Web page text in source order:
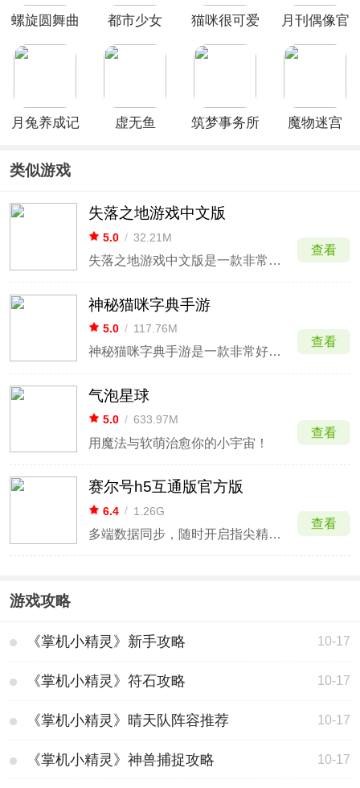
螺旋圆舞曲
都市少女
猫咪很可爱
中文版
月刊偶像官
月兔养成记
虚无鱼
筑梦事务所
魔物迷宫
类似游戏
失落之地游戏中文版
5.0 / 32.21M
失落之地游戏中文版是一款非常耐玩的文字冒险游戏。游戏集文字、探险、养成、战斗等内容于一体，玩家身为一个穿越过来的人，需要为了让自己能够回到原本的世界而开始一场冒险，收集各种资源，制作升级各种道具，不仅要建造家园，防止盗贼和幽灵的骚扰，还要不断提升科技以及技能，最终进入到地下
查看
神秘猫咪字典手游
5.0 / 117.76M
神秘猫咪字典手游是一款非常好玩且有趣的萌喵休闲模拟养成游戏，游戏采用了精美卡通的动画风格，同时运用了多种治愈人心的萌喵为主角的设计，为玩家打造了一个简单治愈的猫咪世界，如果你也是位爱猫人士，那么这款游戏绝对可以你满足所有的撸猫愿望，玩家可以在这里你可以和各种不同的喵咪进行互
查看
气泡星球
5.0 / 633.97M
用魔法与软萌治愈你的小宇宙！
查看
赛尔号h5互通版官方版
6.4 / 1.26G
多端数据同步，随时开启指尖精灵对决。
查看
游戏攻略
《掌机小精灵》新手攻略 10-17
《掌机小精灵》符石攻略 10-17
《掌机小精灵》晴天队阵容推荐 10-17
《掌机小精灵》神兽捕捉攻略 10-17